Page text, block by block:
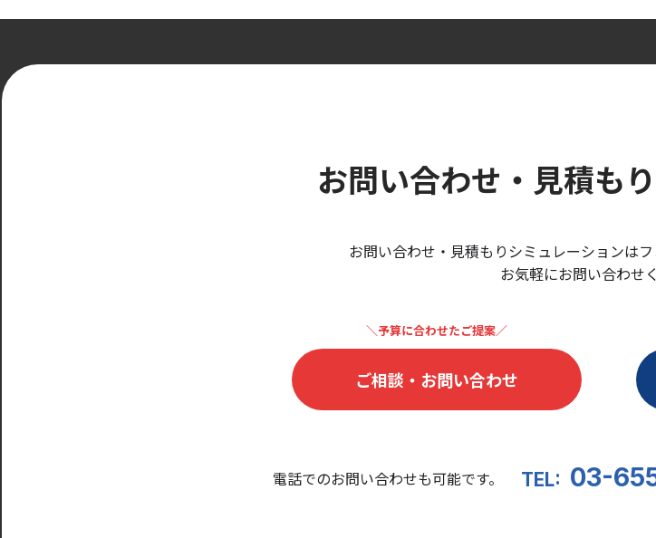
お問い合わせ・ 見積も
お問い合わせ・見積もりシミュレーションは
お気軽にお問い合わせ
＼予算に合わせたご提案／
ご相談・お問い合わせ
電話でのお問い合わせも可能です。 TEL: 03-